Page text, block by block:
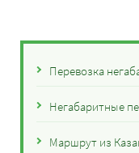
Перевозка
Негабаритные
Маршрут из